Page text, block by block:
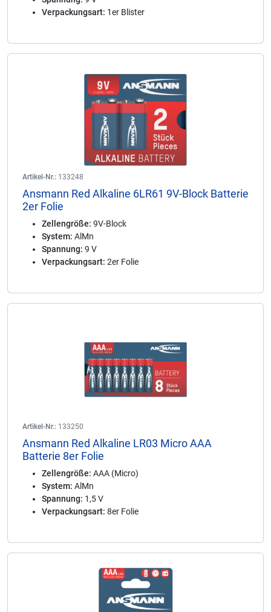
Verpackungsart: 1er Blister
Artikel-Nr.: 133248
Ansmann Red Alkaline 6LR61 9V-Block Batterie
2er Folie
Zellengröße: 9V-Block
System: AlMn
Spannung: 9 V
Verpackungsart: 2er Folie
Artikel-Nr.: 133250
Ansmann Red Alkaline LR03 Micro AAA
Batterie 8er Folie
Zellengröße: AAA (Micro)
System: AlMn
Spannung: 1,5 V
Verpackungsart: 8er Folie